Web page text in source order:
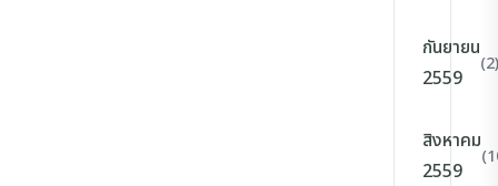
กันยายน
2559
(2)
สิงหาคม
2559